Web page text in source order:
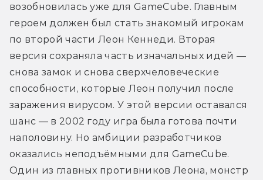
возобновилась уже для GameCube. Главным
героем должен был стать знакомый игрокам
по второй части Леон Кеннеди. Вторая
версия сохраняла часть изначальных идей —
снова замок и снова сверхчеловеческие
способности, которые Леон получил после
заражения вирусом. У этой версии оставался
шанс — в 2002 году игра была готова почти
наполовину. Но амбиции разработчиков
оказались неподъёмными для GameCube.
Один из главных противников Леона, монстр